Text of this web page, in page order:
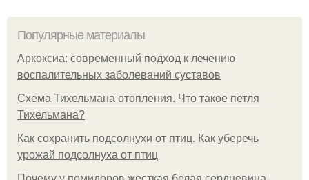
Популярные материалы
Аркоксиа: современный подход к лечению
воспалительных заболеваний суставов
Схема Тихельмана отопления. Что такое петля
Тихельмана?
Как сохранить подсолнухи от птиц. Как уберечь
урожай подсолнуха от птиц